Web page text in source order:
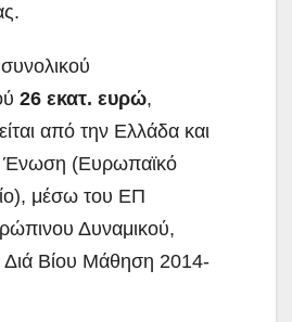
26 εκατ. ευρώ,
από την Ελλάδα και
Ένωση (Ευρωπαϊκό
μέσω του ΕΠ
Δυναμικού,
Διά Βίου Μάθηση 2014-